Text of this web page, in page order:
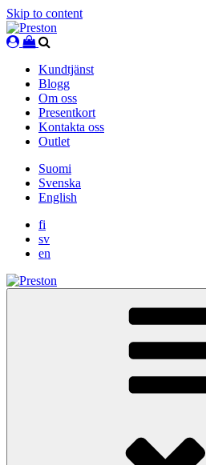
Skip to content
Kundtjänst
Blogg
Om oss
Presentkort
Kontakta oss
Outlet
Suomi
Svenska
English
fi
sv
en